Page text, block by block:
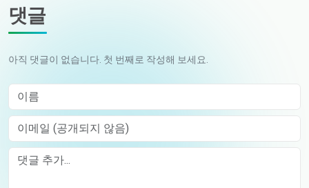
댓글
아직 댓글이 없습니다. 첫 번째로 작성해 보세요.
이름
이메일 (공개되지 않음)
Comment